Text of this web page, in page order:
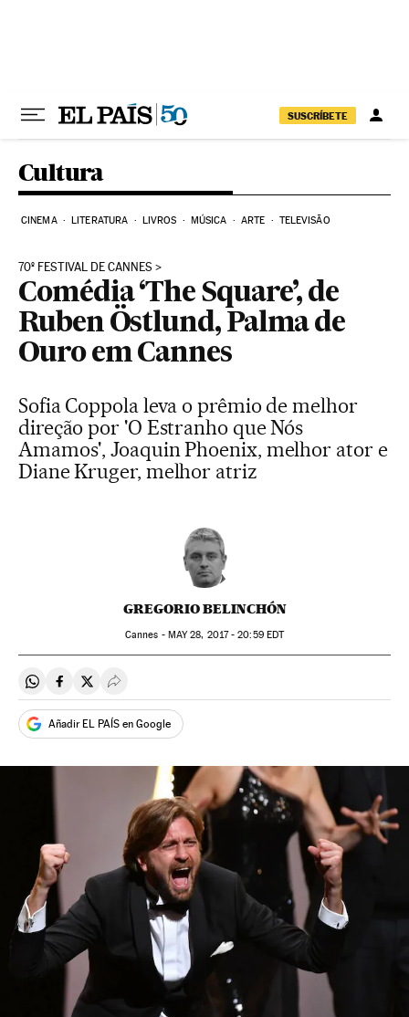
SUSCRÍBETE
Cultura
CINEMA LITERATURA LIVROS MÚSICA ARTE TELEVISÃO
70º FESTIVAL DE CANNES
Comédia ‘The Square’, de
Ruben Östlund, Palma de
Ouro em Cannes
Sofia Coppola leva o prêmio de melhor
direção por 'O Estranho que Nós
Amamos', Joaquin Phoenix, melhor ator e
Diane Kruger, melhor atriz
GREGORIO BELINCHÓN
Cannes - MAY28, 2017 - 20:59EDT
Compartir en Whatsapp
Compartir en Facebook
Compartir en Twitter
Desplegar Redes Sociales
Añadir EL PAÍS en Google